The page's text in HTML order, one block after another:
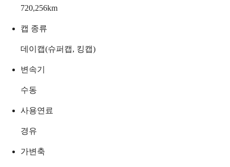
720,256km
캡 종류
데이캡(슈퍼캡, 킹캡)
변속기
수동
사용연료
경유
가변축